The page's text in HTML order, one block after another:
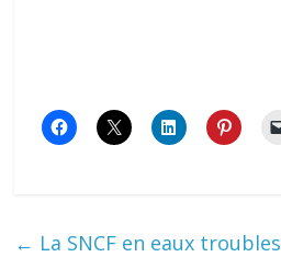
← La SNCF en eaux troubles